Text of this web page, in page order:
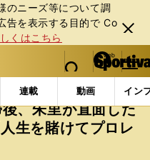
のニーズ等について調
告を表⽰する⽬的で Co
くはこちら
閉じ
る
web Sportiva (webスポルティーバ)
検索
マイペ
ー
ジ
メニュ
連載 動画 イン
闘技 プロレス UFCか
、朱里が直面した
生を賭けてプロレ